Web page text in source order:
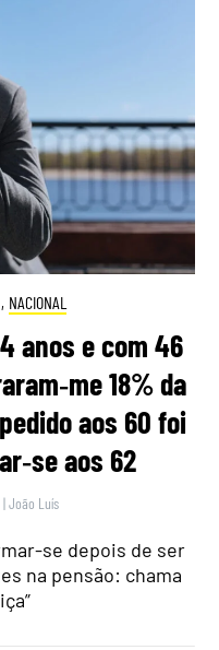
, NACIONAL
anos e com 46
18% da
aos 60 foi
aos 62
|João Luís
se depois de ser
na pensão: chama